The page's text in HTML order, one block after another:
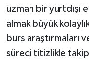
uzman bir yurtdışı
almak büyük
burs araştırmaları
süreci titizlikle